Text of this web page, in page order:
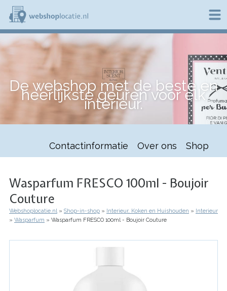
Overslaan
naar
de
inhoud
e
b
o
p
l
De webshop met de beste en
heerlijkste geuren voor elk
interieur.
Contactinformatie Over ons Shop
Wasparfum FRESCO 100ml - Boujoir
Couture
Kruimelpad
Webshoplocatie.nl Shop-in-shop Interieur, Koken en Huishouden
Interieur
Wasparfum
Wasparfum FRESCO 100ml - Boujoir Couture